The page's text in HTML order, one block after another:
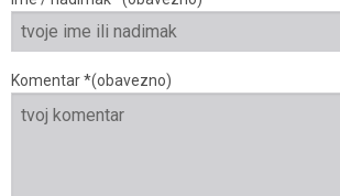
Komentar *(obavezno)